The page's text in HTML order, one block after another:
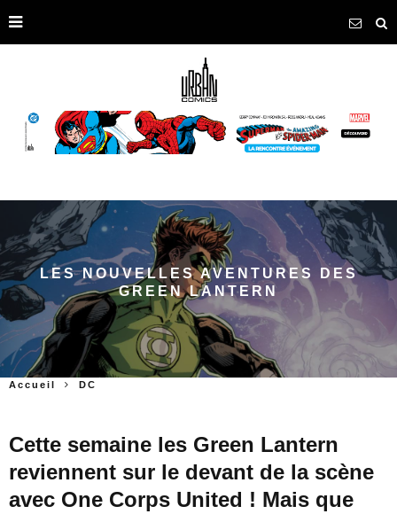
LES NOUVELLES AVENTURES DES
GREEN LANTERN
Accueil DC
Cette semaine les Green Lantern
reviennent sur le devant de la scène
avec One Corps United ! Mais que